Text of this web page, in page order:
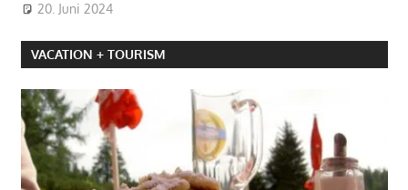
20. Juni 2024
VACATION + TOURISM